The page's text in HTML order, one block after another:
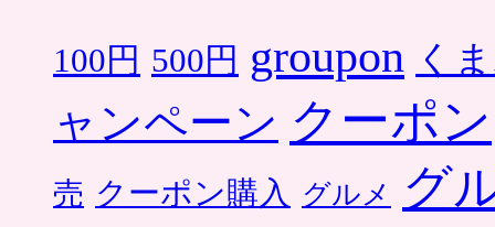
100円 500円 groupon く
ャンペーン クーポン
売 クーポン購入 グルメ グ